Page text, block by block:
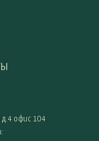
д.4 офис 104